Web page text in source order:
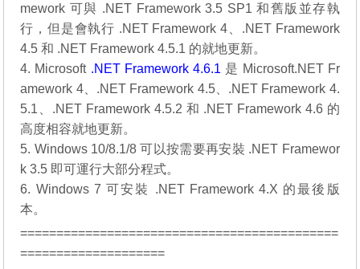
mework 可與 .NET Framework 3.5 SP1 和舊版並存執
行，但是會執行 .NET Framework 4、.NET Framework
4.5 和 .NET Framework 4.5.1 的就地更新。
4. Microsoft .NET Framework 4.6.1 是 Microsoft.NET Fr
amework 4、.NET Framework 4.5、.NET Framework 4.
5.1、.NET Framework 4.5.2 和 .NET Framework 4.6 的
高度相容就地更新。
5. Windows 10/8.1/8 可以按需要再安裝 .NET Framewor
k 3.5 即可運行大部分程式。
6. Windows 7 可安裝 .NET Framework 4.X 的最後版
本。
============================================
====================